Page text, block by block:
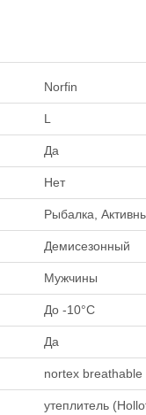
Norfin
L
Да
Нет
Рыбалка,
Демисезонный
Мужчины
До -10°C
Да
nortex breathable
утеплитель